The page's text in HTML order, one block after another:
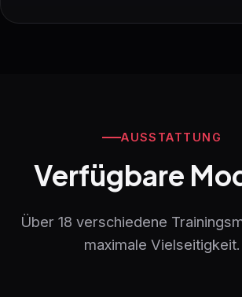
AUSSTATTUNG
Verfügbare
Über 18 verschiedene
maximale Vielseitigkeit.